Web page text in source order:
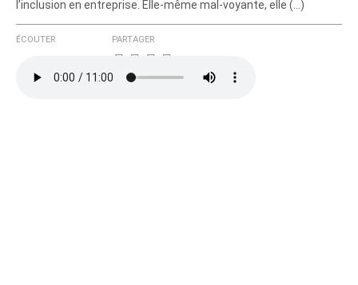
l’inclusion en entreprise. Elle-même mal-voyante, elle (…)
ÉCOUTER PARTAGER